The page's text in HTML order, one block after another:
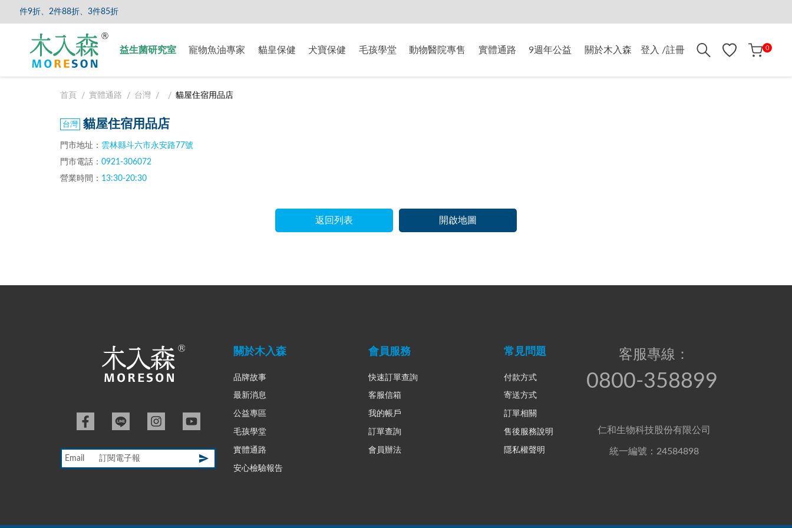
件9折、2件88折、3件85折
益生菌研究室 寵物魚油專家 貓皇保健 犬寶保健 毛孩學堂 動物醫院專售 實體通路 9週年公益 關於木入森 登入 /註冊 0
首頁 實體通路 台灣 貓屋住宿用品店
貓屋住宿用品店
門市地址： 雲林縣斗六市永安路77號
門市電話： 0921-306072
營業時間： 13:30-20:30
返回列表 開啟地圖
客服專線：
0800-358899
仁和生物科技股份有限公司
統一編號：24584898
關於木入森
品牌故事
最新消息
公益專區
毛孩學堂
實體通路
安心檢驗報告
會員服務
快速訂單查詢
客服信箱
我的帳戶
訂單查詢
會員辦法
常見問題
付款方式
寄送方式
訂單相關
售後服務說明
隱私權聲明
Email